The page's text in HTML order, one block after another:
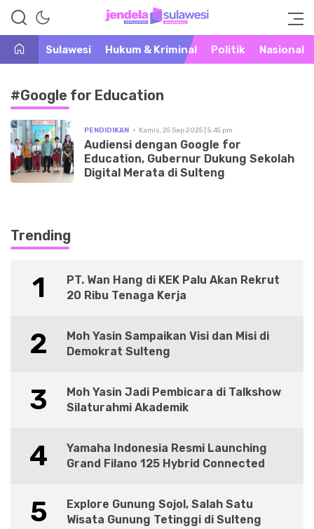
Jendela Sulawesi
Warta Peristiwa di Khatulistiwa
Sulawesi
Hukum & Kriminal Politik Nasional
#Google for Education
PENDIDIKAN Kamis, 25 Sep 2025 | 5:45 pm
Audiensi dengan Google for
Education, Gubernur Dukung Sekolah
Digital Merata di Sulteng
Trending
1
PT. Wan Hang di KEK Palu Akan Rekrut
20 Ribu Tenaga Kerja
2
Moh Yasin Sampaikan Visi dan Misi di
Demokrat Sulteng
3
Moh Yasin Jadi Pembicara di Talkshow
Silaturahmi Akademik
4
Yamaha Indonesia Resmi Launching
Grand Filano 125 Hybrid Connected
5
Explore Gunung Sojol, Salah Satu
Wisata Gunung Tetinggi di Sulteng